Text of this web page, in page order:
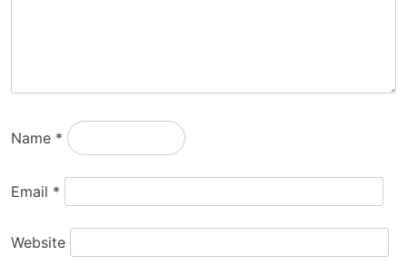
Name *
Email *
Website